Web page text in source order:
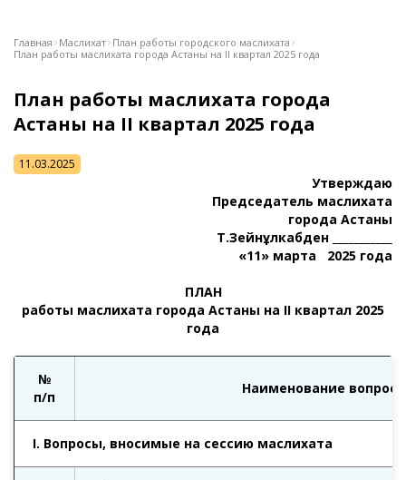
Главная Маслихат План работы городского маслихата
План работы маслихата города Астаны на II квартал 2025 года
План работы маслихата города
Астаны на II квартал 2025 года
11.03.2025
Утверждаю
Председатель маслихата
города Астаны
Т.Зейнұлкабден
«11» марта 2025 года
ПЛАН
работы маслихата города Астаны на II квартал 2025
года
№
п/п
Наименование вопроса
I. Вопросы, вносимые на сессию маслихата